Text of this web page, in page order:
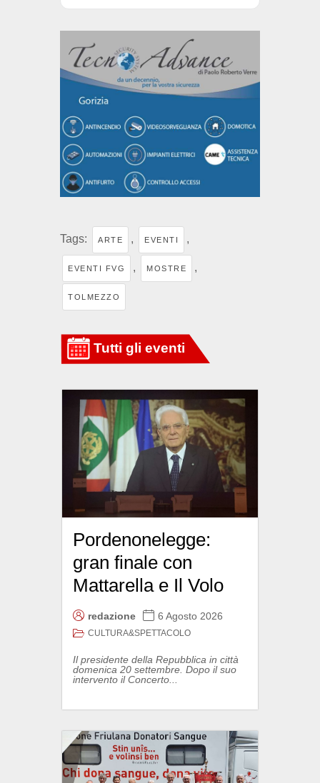
Tags: ARTE , EVENTI ,
EVENTI FVG , MOSTRE ,
TOLMEZZO
Pordenonelegge:
gran finale con
Mattarella e Il Volo
redazione 6 Agosto 2026
CULTURA&SPETTACOLO
Il presidente della Repubblica in città
domenica 20 settembre. Dopo il suo
intervento il Concerto...